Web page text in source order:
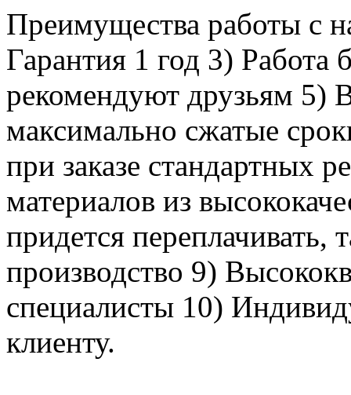
Преимущества работы с
Гарантия 1 год 3) Работа
рекомендуют друзьям 5)
максимально сжатые
при заказе стандартных
материалов из
придется переплачивать,
производство 9)
специалисты 10)
клиенту.